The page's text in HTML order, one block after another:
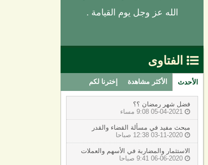
الله عز وجل يوم القيامة .
 الفتاوى
الأحدث الأكثر مشاهدة إخترنا لكم
فضل شهر رمضان ؟؟

مبحث مفيد في مسألة القضاء والقدر

الاستثمار والمضاربة في الأسهم والعملات
